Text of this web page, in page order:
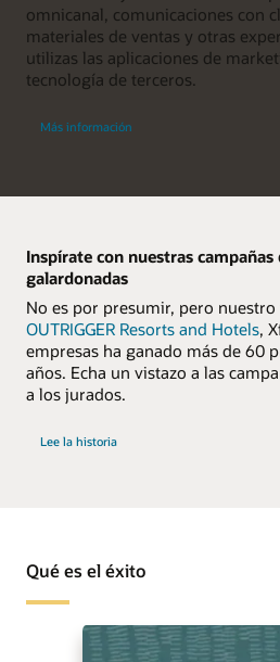
omnicanal, comunicaciones con
materiales de ventas y otras
utilizas las aplicaciones de
tecnología de terceros.
Más información
Inspírate con nuestras
galardonadas
No es por presumir, pero
OUTRIGGER Resorts and Hotels,
empresas ha ganado más de 60
años. Echa un vistazo a las
a los jurados.
Lee la historia
Qué es el éxito